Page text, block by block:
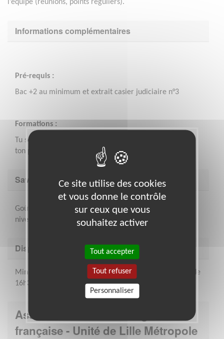
l’équipe (réunions, points réguliers).
Informations complémentaires
Pré-requis :
Bac +2 au minimum et extrait casier judiciaire n°3
Formations :
Tu seras amené·e à suivre plusieurs formations lors de
ton parcours d'intégration
Savoir être & compétences
Goût pour la pédagogie, bienveillance et avoir un bon
niveau de français écrit et oral
Disponibilité demandée
Minimum une fois par semaine, le lundi et/ou le jeudi de
16h30 à 19h00 sur un semestre minimum
Association : Croix-Rouge
française - Unité de Lille Métropole
Ce site utilise des cookies
et vous donne le contrôle
sur ceux que vous
souhaitez activer
Tout accepter
Tout refuser
Personnaliser